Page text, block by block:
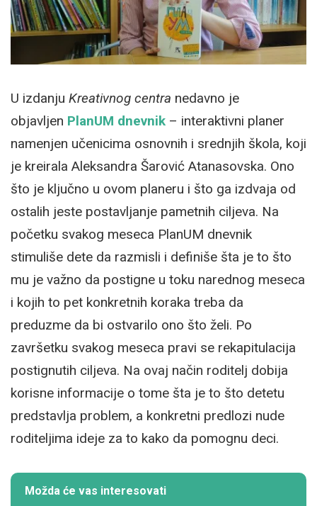
U izdanju Kreativnog centra nedavno je
objavljen PlanUM dnevnik – interaktivni planer
namenjen učenicima osnovnih i srednjih škola, koji
je kreirala Aleksandra Šarović Atanasovska. Ono
što je ključno u ovom planeru i što ga izdvaja od
ostalih jeste postavljanje pametnih ciljeva. Na
početku svakog meseca PlanUM dnevnik
stimuliše dete da razmisli i definiše šta je to što
mu je važno da postigne u toku narednog meseca
i kojih to pet konkretnih koraka treba da
preduzme da bi ostvarilo ono što želi. Po
završetku svakog meseca pravi se rekapitulacija
postignutih ciljeva. Na ovaj način roditelj dobija
korisne informacije o tome šta je to što detetu
predstavlja problem, a konkretni predlozi nude
roditeljima ideje za to kako da pomognu deci.
Možda će vas interesovati